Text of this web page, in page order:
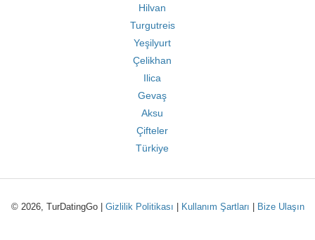
Hilvan
Turgutreis
Yeşilyurt
Çelikhan
Ilica
Gevaş
Aksu
Çifteler
Türkiye
© 2026, TurDatingGo | Gizlilik Politikası Kullanım Şartları Bize Ulaşın